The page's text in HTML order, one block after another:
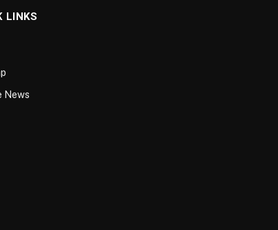
LINKS
News